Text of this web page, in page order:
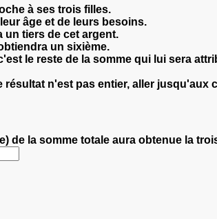
à ses trois filles.
âge et de leurs besoins.
un tiers de cet argent.
un sixième.
le reste de la somme qui lui sera
n'est pas entier, aller jusqu'aux
de la somme totale aura obtenue la